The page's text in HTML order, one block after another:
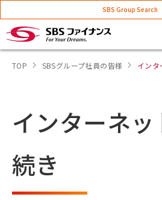
SBS Group Search
TOP SBSグループ社員の皆様 インタ
インターネ
続き